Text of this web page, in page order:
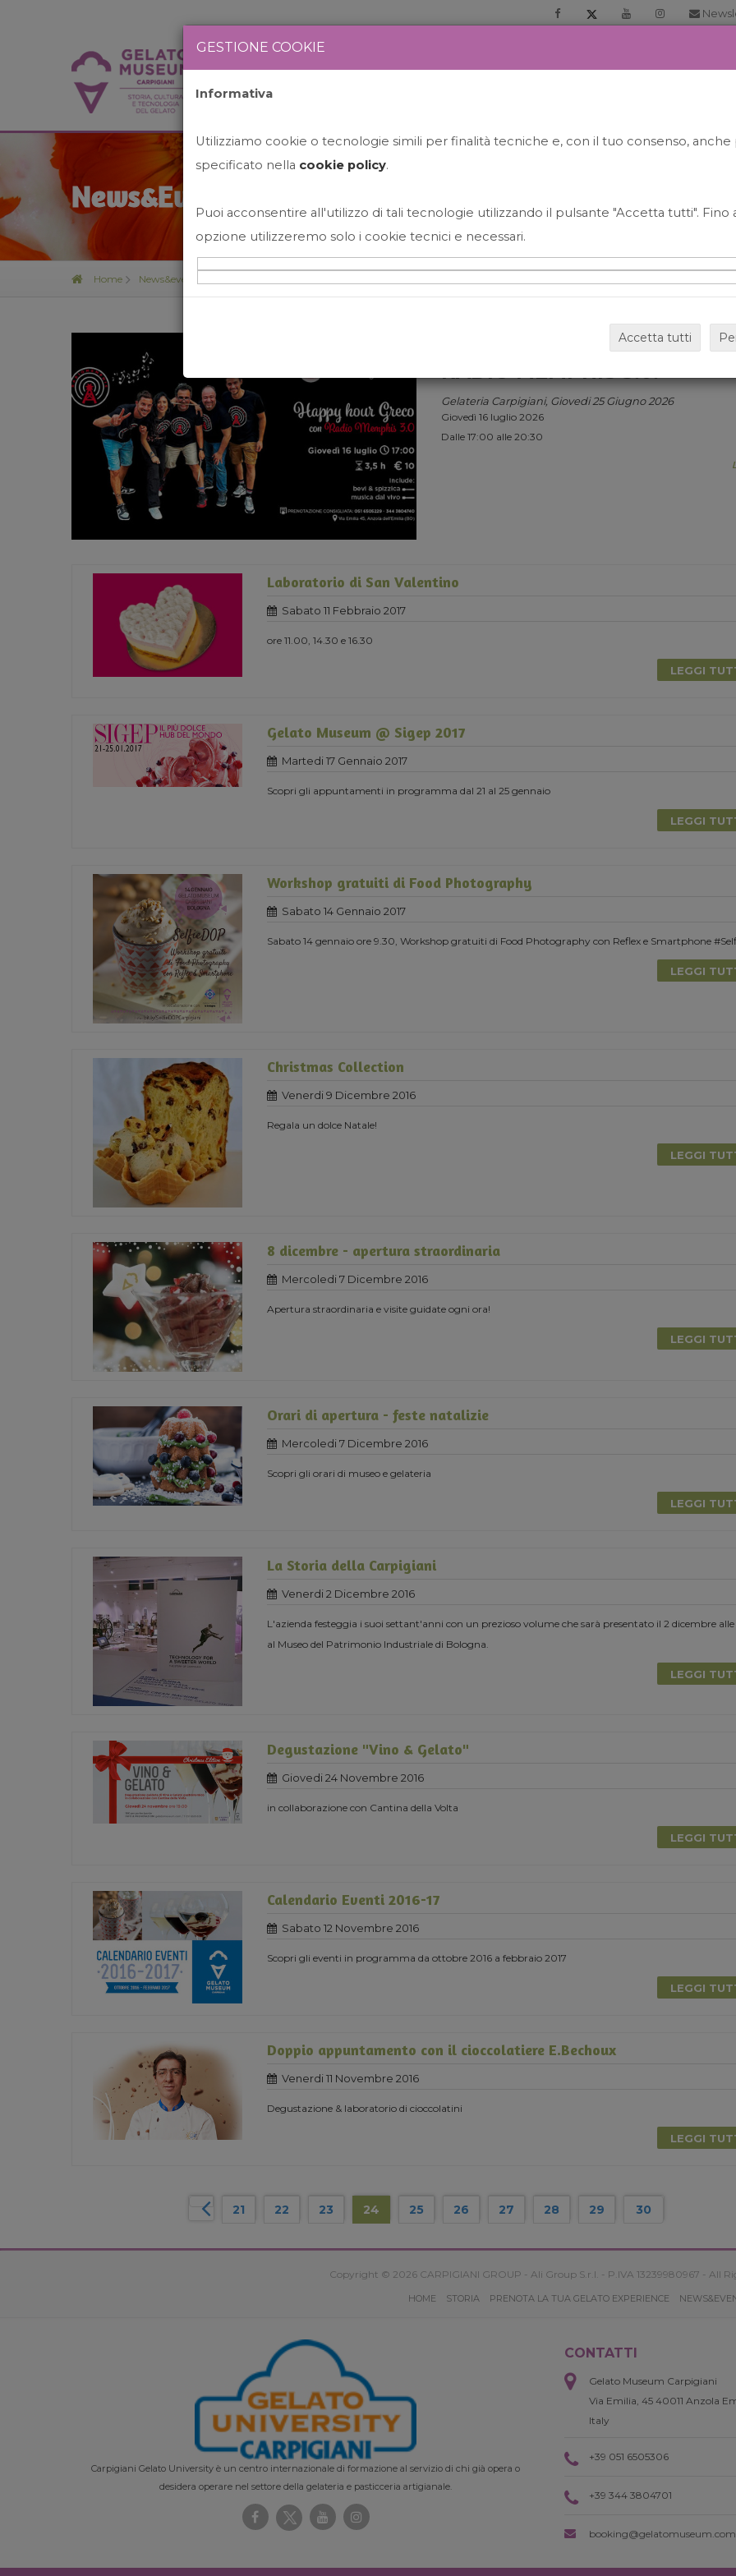
News&Events
Home News&events
HAPPY HOUR GRECO CON
RADIO MEMPHIS 3.0.
Gelateria Carpigiani, Giovedi 25 Giugno 2026
Giovedì 16 luglio 2026
Dalle 17:00 alle 20:30
Laboratorio di San Valentino
Sabato 11 Febbraio 2017
ore 11.00, 14.30 e 16.30
LEGGI
Gelato Museum @ Sigep 2017
Martedi 17 Gennaio 2017
Scopri gli appuntamenti in programma dal 21 al 25 gennaio
LEGGI
Workshop gratuiti di Food Photography
Sabato 14 Gennaio 2017
Sabato 14 gennaio ore 9.30, Workshop gratuiti di Food Photography con Reflex e Smartphone
LEGGI
Christmas Collection
Venerdi 9 Dicembre 2016
Regala un dolce Natale!
LEGGI
8 dicembre - apertura straordinaria
Mercoledi 7 Dicembre 2016
Apertura straordinaria e visite guidate ogni ora!
LEGGI
Orari di apertura - feste natalizie
Mercoledi 7 Dicembre 2016
Scopri gli orari di museo e gelateria
LEGGI
La Storia della Carpigiani
Venerdi 2 Dicembre 2016
L'azienda festeggia i suoi settant'anni con un prezioso volume che sarà presentato il 2 dicembre alle
al Museo del Patrimonio Industriale di Bologna.
LEGGI
Degustazione "Vino & Gelato"
Giovedi 24 Novembre 2016
in collaborazione con Cantina della Volta
LEGGI
Calendario Eventi 2016-17
Sabato 12 Novembre 2016
Scopri gli eventi in programma da ottobre 2016 a febbraio 2017
LEGGI
Doppio appuntamento con il cioccolatiere E.Bechoux
Venerdi 11 Novembre 2016
Degustazione & laboratorio di cioccolatini
LEGGI
21 22 23 24 25 26 27 28 29 30
Copyright © 2026 CARPIGIANI GROUP - Ali Group S.r.l. - P.IVA 13239980967 - All
HOME STORIA PRENOTA LA TUA GELATO EXPERIENCE
Carpigiani Gelato University è un centro internazionale di formazione al servizio di chi già opera o
desidera operare nel settore della gelateria e pasticceria artigianale.
CONTATTI
Gelato Museum Carpigiani
Via Emilia, 45 40011 Anzola
Italy
+39 051 6505306
+39 344 3804701
booking@gelatomuseum.com
GESTIONE COOKIE
Informativa
Utilizziamo cookie o tecnologie simili per finalità tecniche e, con il tuo consenso,
specificato nella cookie policy.
Puoi acconsentire all'utilizzo di tali tecnologie utilizzando il pulsante "Accetta tutti". Fino
opzione utilizzeremo solo i cookie tecnici e necessari.
Accetta tutti